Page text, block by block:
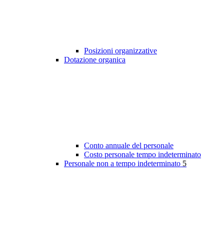
Posizioni organizzative
Dotazione organica
Conto annuale del personale
Costo personale tempo indeterminato
Personale non a tempo indeterminato 5